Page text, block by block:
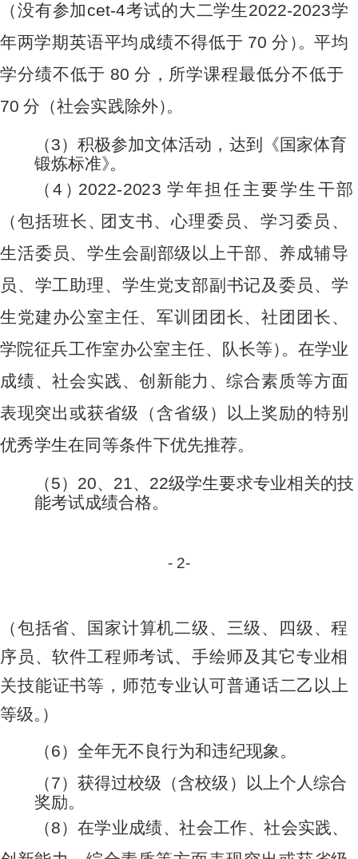
（没有参加cet-4考试的大二学生2022-2023学
年两学期英语平均成绩不得低于 70 分 ） 。平均
学分绩不低于 80 分 ， 所学课程最低分不低于
70分 （社会实践除外）。
（3）积极参加文体活动 ， 达到《国家体育
锻炼标准》。
（4 ） 2022-2023 学年担 任主要学生 干部
（包括班长 、 团支书、心理委员、学习委员、
生活委员、学生会副部级以上干部、养成辅导
员、学工助理、学生党支部副书记及委员、学
生党建办公室主任、军训团团长、社团团长、
学院征兵工作室办公室主任、
队长等） 。 在学业
成绩、社会实践、创 新能力 、综合素质等方面
表现突出或获省级（含省级）以上奖励的特别
优秀学生在同等条件下优先推荐。
（5） 20、 21、 22级学生要求专业相关的技
能考试成绩合格。
- 2-
（包括省、国家计算机二级、三级、四级、程
序员、软件工程师考试、手绘师及其它专业相
关技能证书等，师范专业认可普通话二乙以 上
等级。 ）
（6）全年无不良行为和违纪现象 。
（7）获得过校级 （含校级 ）以上个人综合
奖励。
（8）在学业成绩、社会工作、社会实践、